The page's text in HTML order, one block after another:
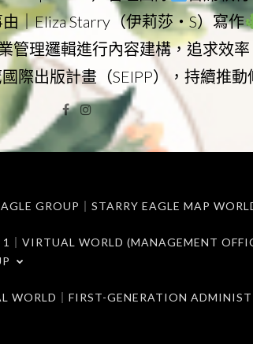
｜Eliza Starry（伊莉莎・S）寫作
管理邏輯進行內容建構，追求效
際出版計畫（SEIPP），持續推
Facebook
Instagram
GROUP｜STARRY EAGLE MAP
｜VIRTUAL WORLD (MANAGEMENT
WORLD｜FIRST-GENERATION